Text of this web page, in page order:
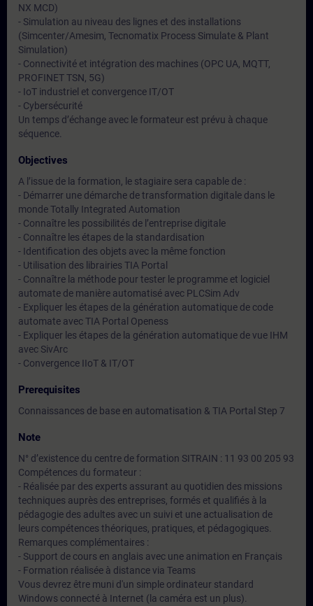
NX MCD)
- Simulation au niveau des lignes et des installations
(Simcenter/Amesim, Tecnomatix Process Simulate & Plant
Simulation)
- Connectivité et intégration des machines (OPC UA, MQTT,
PROFINET TSN, 5G)
- IoT industriel et convergence IT/OT
- Cybersécurité
Un temps d’échange avec le formateur est prévu à chaque
séquence.
Objectives
A l’issue de la formation, le stagiaire sera capable de :
- Démarrer une démarche de transformation digitale dans le
monde Totally Integrated Automation
- Connaître les possibilités de l’entreprise digitale
- Connaître les étapes de la standardisation
- Identification des objets avec la même fonction
- Utilisation des librairies TIA Portal
- Connaître la méthode pour tester le programme et logiciel
automate de manière automatisé avec PLCSim Adv
- Expliquer les étapes de la génération automatique de code
automate avec TIA Portal Openess
- Expliquer les étapes de la génération automatique de vue IHM
avec SivArc
- Convergence IIoT & IT/OT
Prerequisites
Connaissances de base en automatisation & TIA Portal Step 7
Note
N° d’existence du centre de formation SITRAIN : 11 93 00 205 93
Compétences du formateur :
- Réalisée par des experts assurant au quotidien des missions
techniques auprès des entreprises, formés et qualifiés à la
pédagogie des adultes avec un suivi et une actualisation de
leurs compétences théoriques, pratiques, et pédagogiques.
Remarques complémentaires :
- Support de cours en anglais avec une animation en Français
- Formation réalisée à distance via Teams
Vous devrez être muni d'un simple ordinateur standard
Windows connecté à Internet (la caméra est un plus).